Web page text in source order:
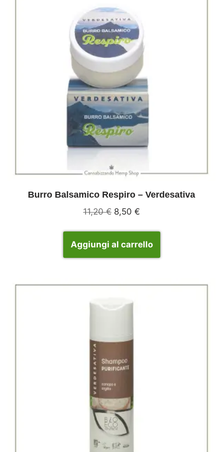
Burro Balsamico Respiro – Verdesativa
11,20€ 8,50 €
Aggiungi al carrello